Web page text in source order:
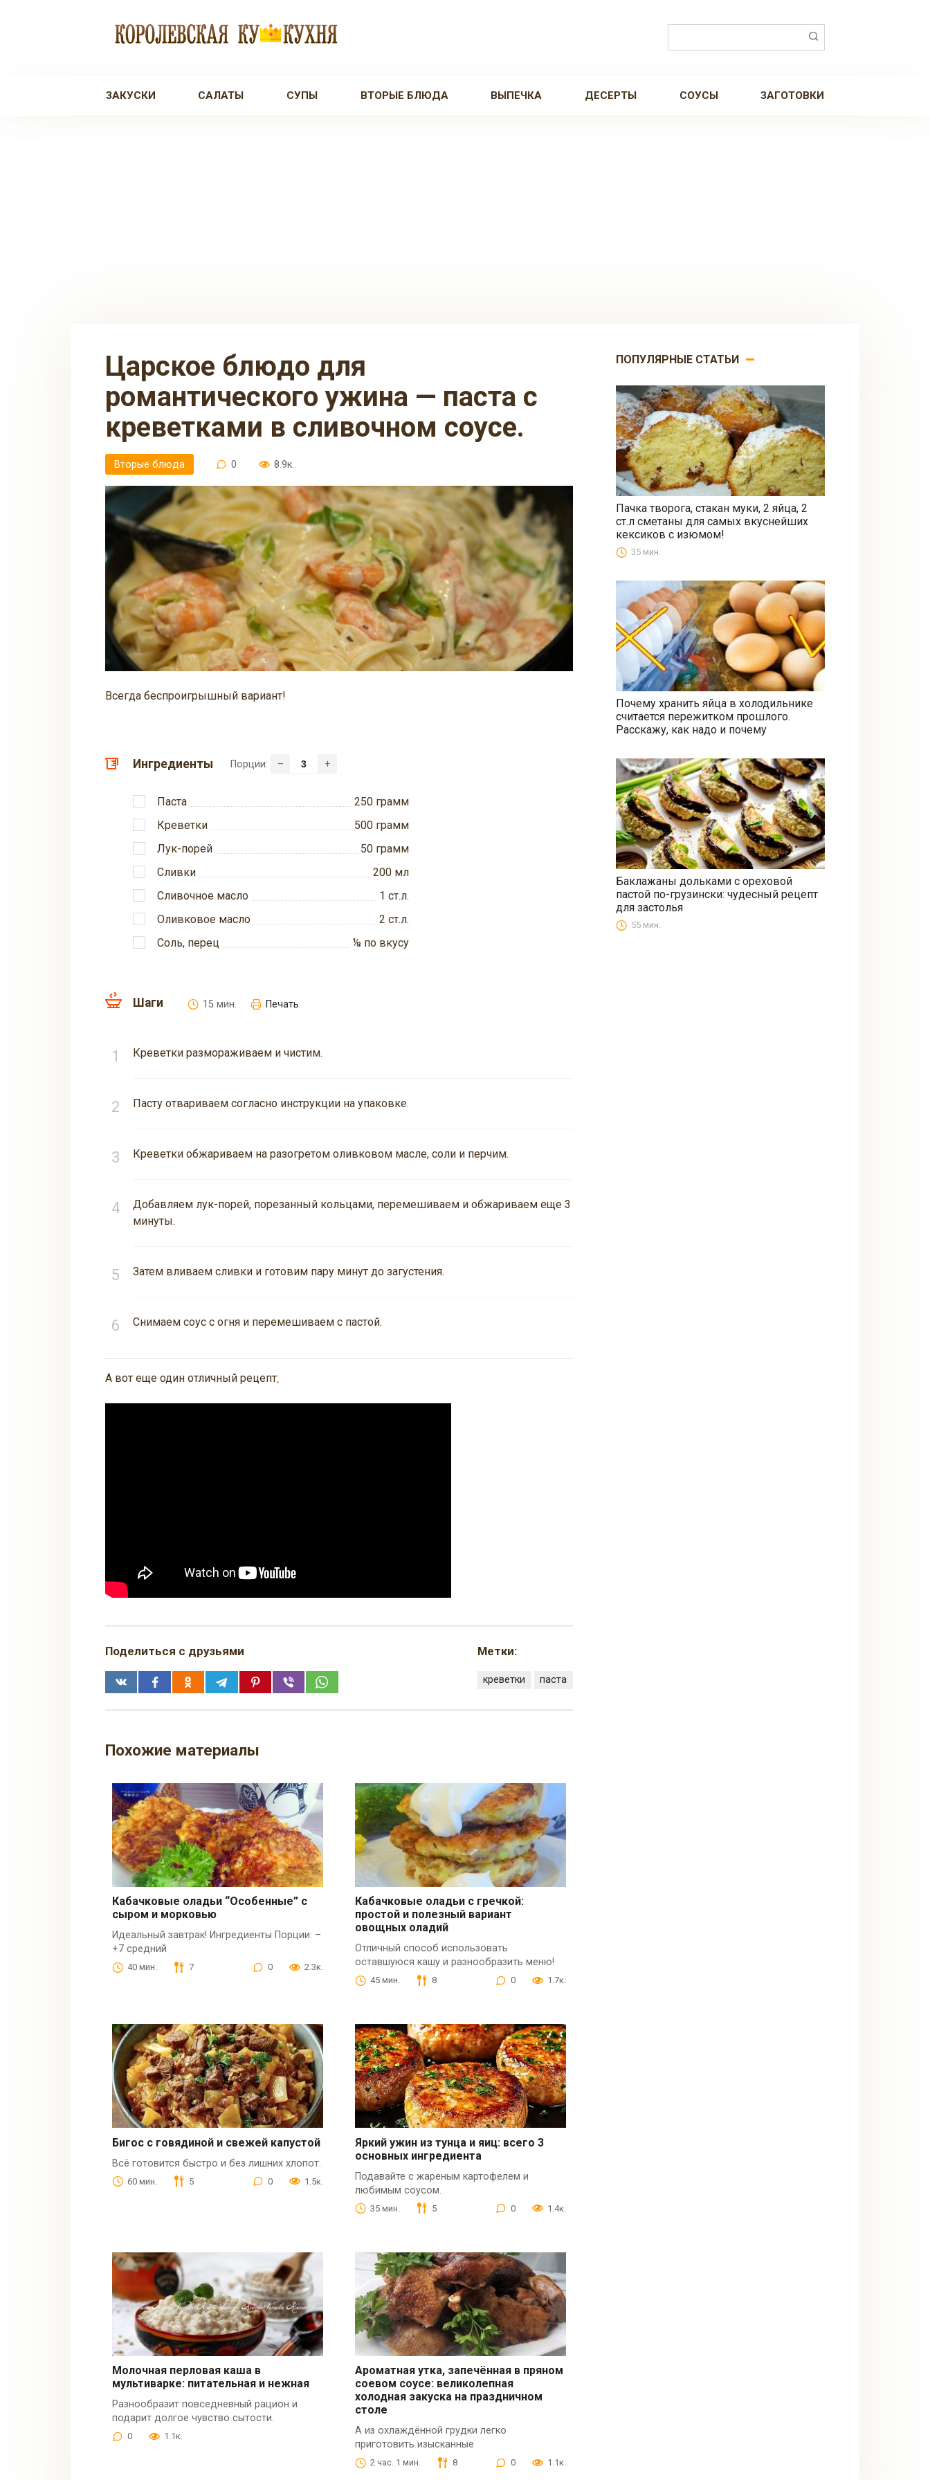
ЗАКУСКИ САЛАТЫ СУПЫ ВТОРЫЕ БЛЮДА ВЫПЕЧКА ДЕСЕРТЫ СОУСЫ ЗАГОТОВКИ
Царское блюдо для
романтического ужина — паста с
креветками в сливочном соусе.
Вторые блюда 0 8.9к.
Всегда беспроигрышный вариант!
Ингредиенты Порции: – +
Паста 250 грамм
Креветки
500 грамм
Лук-порей
50 грамм
Сливки
200 мл
Сливочное масло
1 ст.л.
Оливковое масло
2 ст.л.
Соль, перец
⅛ по вкусу
Шаги 15 мин. Печать
Креветки размораживаем и чистим.
Пасту отвариваем согласно инструкции на упаковке.
Креветки обжариваем на разогретом оливковом масле, соли и перчим.
Добавляем лук-порей, порезанный кольцами, перемешиваем и обжариваем еще 3
минуты.
Затем вливаем сливки и готовим пару минут до загустения.
Снимаем соус с огня и перемешиваем с пастой.
А вот еще один отличный рецепт:
Поделиться с друзьями Метки:
креветки паста
Похожие материалы
Кабачковые оладьи “Особенные” с
сыром и морковью
Идеальный завтрак! Ингредиенты Порции: –
+7 средний
40 мин. 7 0 2.3к.
Кабачковые оладьи с гречкой:
простой и полезный вариант
овощных оладий
Отличный способ использовать
оставшуюся кашу и разнообразить меню!
45 мин. 8 0 1.7к.
Бигос с говядиной и свежей капустой
Всё готовится быстро и без лишних хлопот.
60 мин. 5 0 1.5к.
Яркий ужин из тунца и яиц: всего 3
основных ингредиента
Подавайте с жареным картофелем и
любимым соусом.
35 мин. 5 0 1.4к.
Молочная перловая каша в
мультиварке: питательная и нежная
Разнообразит повседневный рацион и
подарит долгое чувство сытости.
0 1.1к.
Ароматная утка, запечённая в пряном
соевом соусе: великолепная
холодная закуска на праздничном
столе
А из охлаждённой грудки легко
приготовить изысканные
2 час. 1 мин. 8 0 1.1к.
ПОПУЛЯРНЫЕ СТАТЬИ
Выпечка
Пачка творога, стакан муки, 2 яйца, 2
ст.л сметаны для самых вкуснейших
кексиков с изюмом!
35 мин.
Все
Почему хранить яйца в холодильнике
считается пережитком прошлого.
Расскажу, как надо и почему
Закуски
Баклажаны дольками с ореховой
пастой по-грузински: чудесный рецепт
для застолья
55 мин.